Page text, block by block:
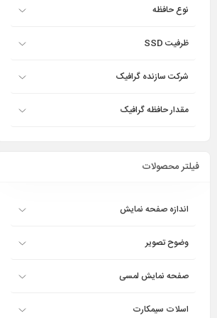
نوع حافظه
ظرفیت SSD
شرکت سازنده گرافیک
مقدار حافظه گرافیک
فیلتر محصولات
اندازه صفحه نمایش
وضوح تصویر
صفحه نمایش لمسی
اسلات سیمکارت